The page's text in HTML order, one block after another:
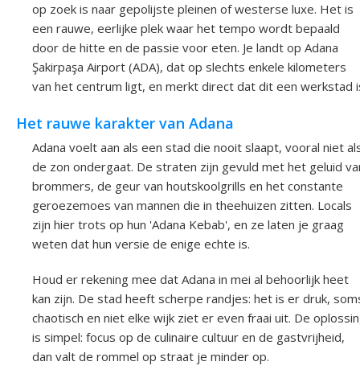
op zoek is naar gepolijste pleinen of westerse luxe. Het is
een rauwe, eerlijke plek waar het tempo wordt bepaald
door de hitte en de passie voor eten. Je landt op Adana
Şakirpaşa Airport (ADA), dat op slechts enkele kilometers
van het centrum ligt, en merkt direct dat dit een werkstad
Het rauwe karakter van Adana
Adana voelt aan als een stad die nooit slaapt, vooral niet
de zon ondergaat. De straten zijn gevuld met het geluid
brommers, de geur van houtskoolgrills en het constante
geroezemoes van mannen die in theehuizen zitten. Locals
zijn hier trots op hun 'Adana Kebab', en ze laten je graag
weten dat hun versie de enige echte is.
Houd er rekening mee dat Adana in mei al behoorlijk heet
kan zijn. De stad heeft scherpe randjes: het is er druk,
chaotisch en niet elke wijk ziet er even fraai uit. De
is simpel: focus op de culinaire cultuur en de gastvrijheid,
dan valt de rommel op straat je minder op.